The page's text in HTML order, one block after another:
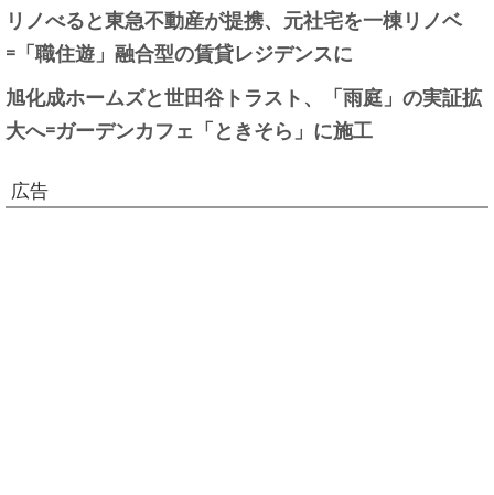
リノべると東急不動産が提携、元社宅を一棟リノベ
=「職住遊」融合型の賃貸レジデンスに
旭化成ホームズと世田谷トラスト、「雨庭」の実証拡
大へ=ガーデンカフェ「ときそら」に施工
広告